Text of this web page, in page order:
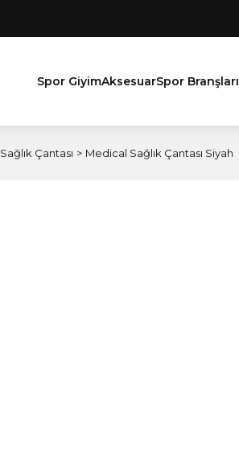
Spor GiyimAksesuarSpor Branşları
Sağlık Çantası Medical Sağlık Çantası Siyah